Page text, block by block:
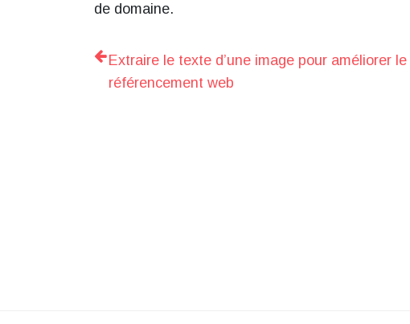
de domaine.
Extraire le texte d’une image pour améliorer le
référencement web